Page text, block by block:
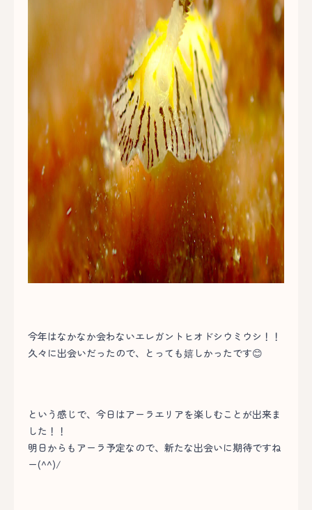
今年はなかなか会わないエレガントヒオドシウミウシ！！
久々に出会いだったので、とっても嬉しかったです😊
という感じで、今日はアーラエリアを楽しむことが出来ま
した！！
明日からもアーラ予定なので、新たな出会いに期待ですね
ー(^^)/